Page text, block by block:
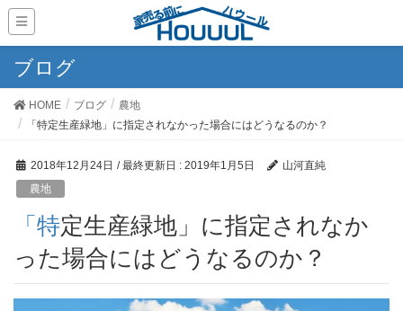
ブログ
HOME ブログ
農地
「特定生産緑地」に指定されなかった場合にはどうなるのか？
2018年12月24日 / 最終更新日 : 2019年1月5日
山河直純
農地
「特定生産緑地」に指定されなか
った場合にはどうなるのか？